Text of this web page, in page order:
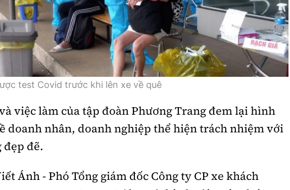
test Covid trước khi lên xe về quê
việc làm của tập đoàn Phương Trang đem lại hình
doanh nhân, doanh nghiệp thể hiện trách nhiệm với
đẹp đẽ.
Ánh - Phó Tổng giám đốc Công ty CP xe khách